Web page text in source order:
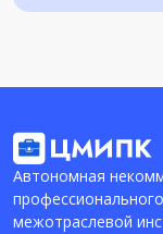
Автономная
межотраслевой